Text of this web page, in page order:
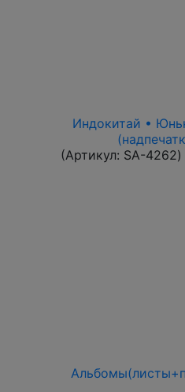
Индокитай •
(Артикул: SA-4262)